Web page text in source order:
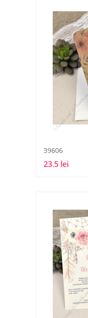
39606
23.5 lei